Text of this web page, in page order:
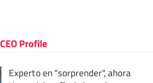
CEO Profile
Experto en "sorprender", ahora